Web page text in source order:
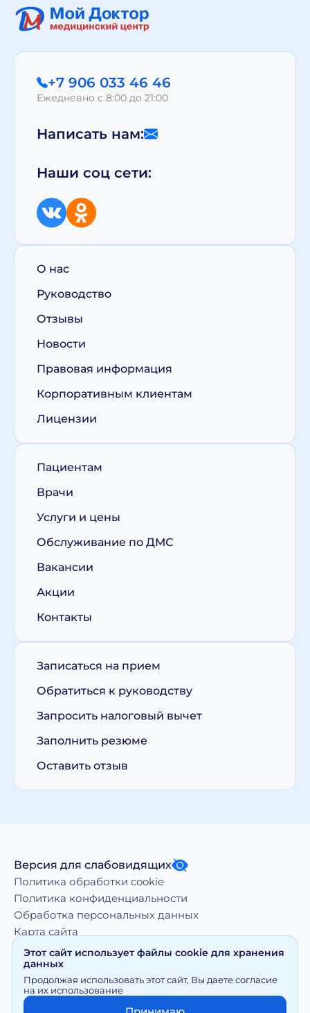
+7 906 033 46 46
Ежедневно с 8:00 до 21:00
Написать нам:
Наши соц сети:
О нас
Руководство
Отзывы
Новости
Правовая информация
Корпоративным клиентам
Лицензии
Пациентам
Врачи
Услуги и цены
Обслуживание по ДМС
Вакансии
Акции
Контакты
Записаться на прием
Обратиться к руководству
Запросить налоговый вычет
Заполнить резюме
Оставить отзыв
Версия для слабовидящих
Политика обработки cookie
Политика конфиденциальности
Обработка персональных данных
Карта сайта
использование материалов, размещенных на moy-
doktor.org возможно только с письменного разрешения
Правообладателя
Этот сайт использует файлы cookie для хранения
данных
Продолжая использовать этот сайт, Вы даете согласие
на их использование